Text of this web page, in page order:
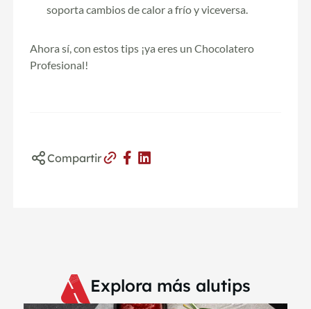
soporta cambios de calor a frío y viceversa.
Ahora sí, con estos tips ¡ya eres un Chocolatero
Profesional!
Compartir
Explora más alutips